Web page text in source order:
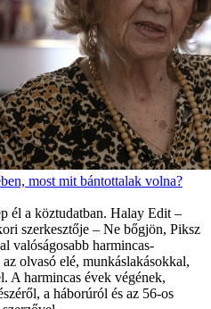
most mit bántottalak volna?
él a köztudatban. Halay Edit –
szerkesztője – Ne bőgjön, Piksz
valóságosabb harmincas-
olvasó elé, munkáslakásokkal,
A harmincas évek végének,
a háborúról és az 56-os